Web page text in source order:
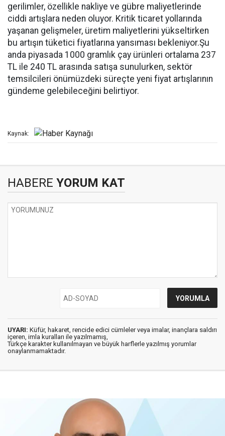
gerilimler, özellikle nakliye ve gübre maliyetlerinde
ciddi artışlara neden oluyor. Kritik ticaret yollarında
yaşanan gelişmeler, üretim maliyetlerini yükseltirken
bu artışın tüketici fiyatlarına yansıması bekleniyor.Şu
anda piyasada 1000 gramlık çay ürünleri ortalama 237
TL ile 240 TL arasında satışa sunulurken, sektör
temsilcileri önümüzdeki süreçte yeni fiyat artışlarının
gündeme gelebileceğini belirtiyor.
Kaynak:
HABERE YORUM KAT
UYARI: Küfür, hakaret, rencide edici cümleler veya imalar, inançlara saldırı
içeren, imla kuralları ile yazılmamış,
Türkçe karakter kullanılmayan ve büyük harflerle yazılmış yorumlar
onaylanmamaktadır.